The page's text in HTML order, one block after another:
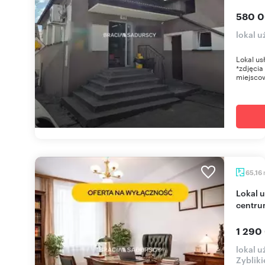
580
lokal
Lokal
*zdjęcia
65,16
Lokal użytkowy na parterze z witrynami w
1 290
lokal